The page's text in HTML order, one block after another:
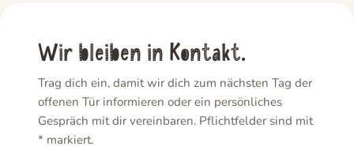
Wir bleiben in Kontakt.
Trag dich ein, damit wir dich zum nächsten Tag der
offenen Tür informieren oder ein persönliches
Gespräch mit dir vereinbaren. Pflichtfelder sind mit
* markiert.